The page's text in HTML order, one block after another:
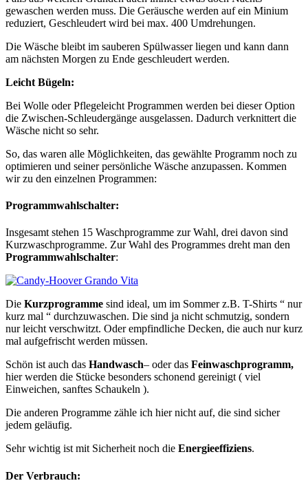
gewaschen werden muss. Die Geräusche werden auf ein Minium
reduziert, Geschleudert wird bei max. 400 Umdrehungen.
Die Wäsche bleibt im sauberen Spülwasser liegen und kann dann
am nächsten Morgen zu Ende geschleudert werden.
Leicht Bügeln:
Bei Wolle oder Pflegeleicht Programmen werden bei dieser Option
die Zwischen-Schleudergänge ausgelassen. Dadurch verknittert die
Wäsche nicht so sehr.
So, das waren alle Möglichkeiten, das gewählte Programm noch zu
optimieren und seiner persönliche Wäsche anzupassen. Kommen
wir zu den einzelnen Programmen:
Programmwahlschalter:
Insgesamt stehen 15 Waschprogramme zur Wahl, drei davon sind
Kurzwaschprogramme. Zur Wahl des Programmes dreht man den
Programmwahlschalter:
Die Kurzprogramme sind ideal, um im Sommer z.B. T-Shirts “ nur
kurz mal “ durchzuwaschen. Die sind ja nicht schmutzig, sondern
nur leicht verschwitzt. Oder empfindliche Decken, die auch nur kurz
mal aufgefrischt werden müssen.
Schön ist auch das Handwasch– oder das Feinwaschprogramm,
hier werden die Stücke besonders schonend gereinigt ( viel
Einweichen, sanftes Schaukeln ).
Die anderen Programme zähle ich hier nicht auf, die sind sicher
jedem geläufig.
Sehr wichtig ist mit Sicherheit noch die Energieeffiziens.
Der Verbrauch: